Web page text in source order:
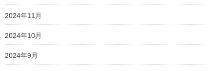
2024年11月
2024年10月
2024年9月